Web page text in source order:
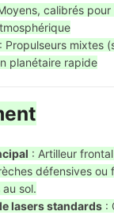
calibrés
: Propulseurs mixtes
planétaire rapide
: Artilleur
défensives ou
sol.
lasers standards :